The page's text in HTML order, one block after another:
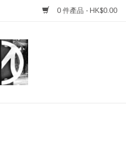
0 件產品 - HK$0.00